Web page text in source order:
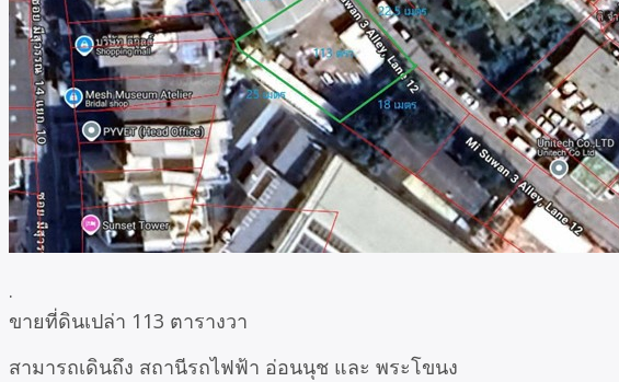
.
ขายที่ดินเปล่า 113 ตารางวา
สามารถเดินถึง สถานีรถไฟฟ้า อ่อนนุช และ พระโขนง